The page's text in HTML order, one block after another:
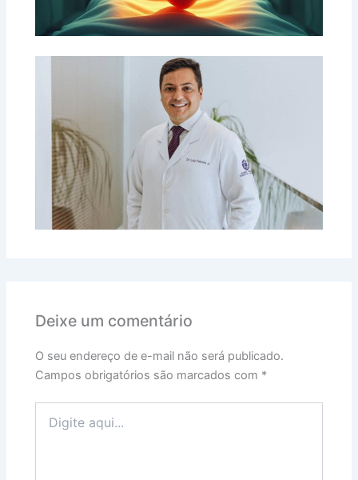
Deixe um comentário
O seu endereço de e-mail não será publicado.
Campos obrigatórios são marcados com *
aqui...